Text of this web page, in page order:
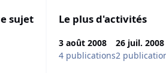
sujet Le plus d'activités
3 août 2008
4 publications
26 juil. 2008
2